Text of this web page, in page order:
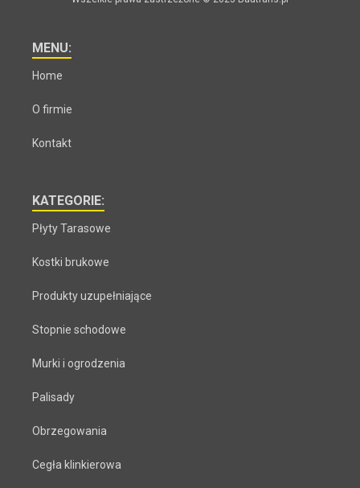
MENU:
Home
O firmie
Kontakt
KATEGORIE:
Płyty Tarasowe
Kostki brukowe
Produkty uzupełniające
Stopnie schodowe
Murki i ogrodzenia
Palisady
Obrzegowania
Cegła klinkierowa